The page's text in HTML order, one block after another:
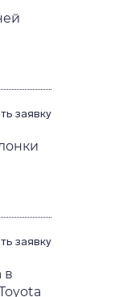
заявку
заявку
в